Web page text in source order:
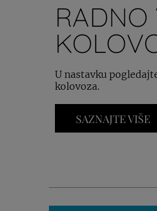
RADNO
U nastavku
kolovoza.
SAZNAJTE VIŠE